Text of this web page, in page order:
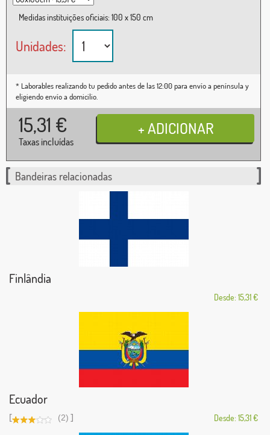
Medidas instituições oficiais: 100 x 150 cm
Unidades:
* Laborables realizando tu pedido antes de las 12:00 para envío a península y
eligiendo envío a domicilio.
15,31 €
Taxas incluídas
Bandeiras relacionadas
Finlândia
Desde: 15,31 €
Ecuador
[ (2) ] Desde: 15,31 €